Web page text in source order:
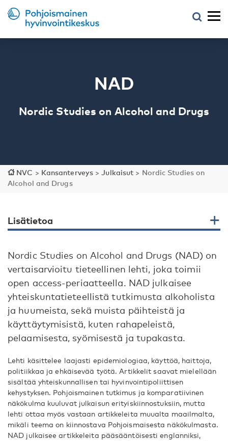
NAD
Nordic Studies on Alcohol and Drugs
NVC > Kansanterveys >Julkaisut > Nordic Studies on
Alcohol and Drugs
Lisätietoa
Nordic Studies on Alcohol and Drugs (NAD) on
vertaisarvioitu tieteellinen lehti, joka toimii
open access-periaatteella. NAD julkaisee
yhteiskuntatieteellistä tutkimusta alkoholista
ja huumeista, sekä muista päihteistä ja
käyttäytymisistä, kuten rahapeleistä,
pelaamisesta, syömisestä ja tupakasta.
Lehti käsittelee laajasti epidemiologiaa, käyttöä, haittoja,
politiikkaa ja ehkäisevää työtä. Artikkelit saavat mielellään
sisältää yhteiskunnallisen tai hyvinvointipoliittisen
kehystyksen. Pohjoismainen tutkimus ja komparatiivinen
näkökulma kuuluvat julkaisun erityiskiinnostuksiin, mutta
lehti ottaa myös vastaan artikkeleita muualta maailmalta,
mikäli teema on kiinnostava Pohjoismaisesta näkökulmasta.
NAD julkaisee artikkeleita pääsääntöisesti englanniksi,